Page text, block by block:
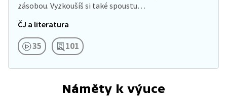
zásobou. Vyzkoušíš si také spoustu…
ČJ a literatura
35 101
Náměty k výuce